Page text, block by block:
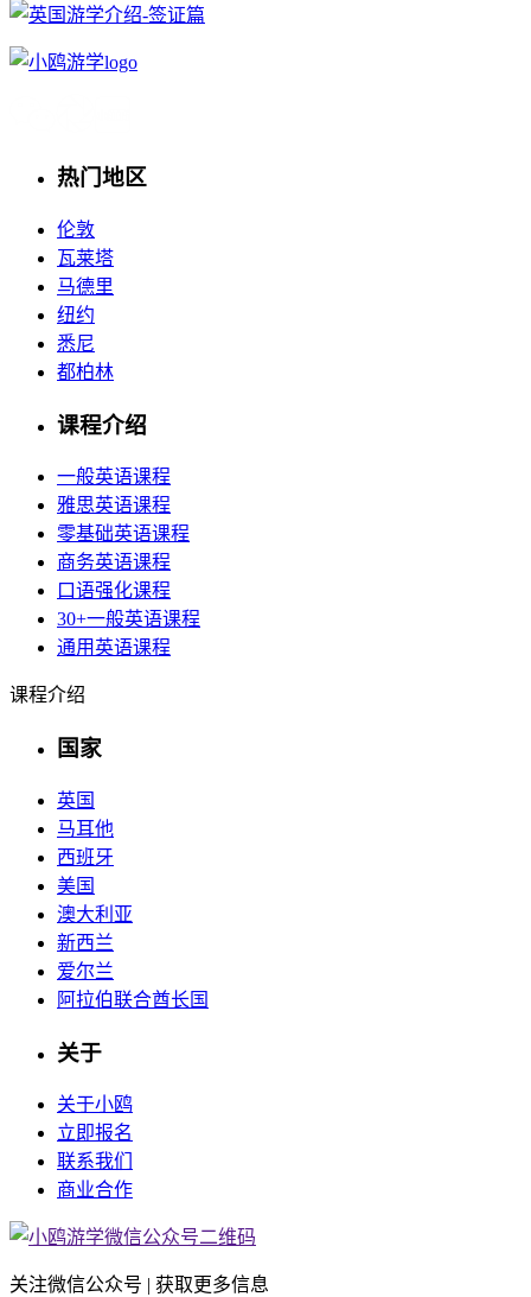
热门地区
伦敦
瓦莱塔
马德里
纽约
悉尼
都柏林
课程介绍
一般英语课程
雅思英语课程
零基础英语课程
商务英语课程
口语强化课程
30+一般英语课程
通用英语课程
课程介绍
国家
英国
马耳他
西班牙
美国
澳大利亚
新西兰
爱尔兰
阿拉伯联合酋长国
关于
关于小鸥
立即报名
联系我们
商业合作
关注微信公众号 | 获取更多信息